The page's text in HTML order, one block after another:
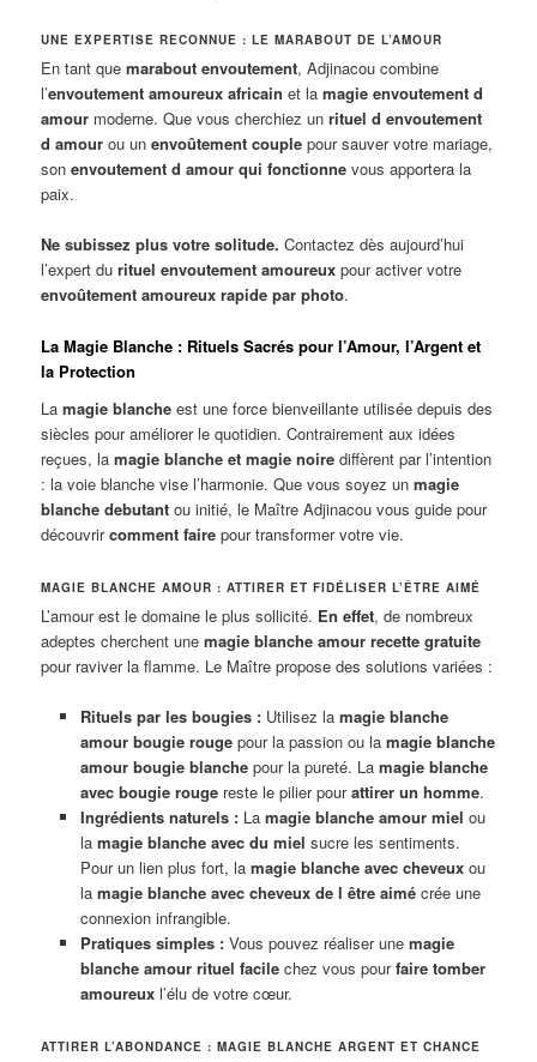
UNE EXPERTISE RECONNUE : LE MARABOUT DE L’AMOUR
En tant quemarabout envoutement, Adjinacou combine
l’envoutement amoureux africain et lamagie envoutement d
amour moderne. Que vous cherchiez unrituel d envoutement
d amour ou unenvoûtement couple pour sauver votre mariage,
sonenvoutement d amour qui fonctionne vous apportera la
paix.
Ne subissez plus votre solitude. Contactez dès aujourd’hui
l’expert durituel envoutement amoureux pour activer votre
envoûtement amoureux rapide par photo.
La Magie Blanche : Rituels Sacrés pour l’Amour, l’Argent et
la Protection
Lamagie blanche est une force bienveillante utilisée depuis des
siècles pour améliorer le quotidien. Contrairement aux idées
reçues, lamagie blanche et magie noire diffèrent par l’intention
: la voie blanche vise l’harmonie. Que vous soyez unmagie
blanche debutant ou initié, le Maître Adjinacou vous guide pour
découvrircomment faire pour transformer votre vie.
MAGIE BLANCHE AMOUR : ATTIRER ET FIDÉLISER L’ÊTRE AIMÉ
L’amour est le domaine le plus sollicité. En effet, de nombreux
adeptes cherchent unemagie blanche amour recette gratuite
pour raviver la flamme. Le Maître propose des solutions variées :
Rituels par les bougies :Utilisez la magie blanche
amour bougie rougepour la passion ou la magie blanche
amour bougie blanchepour la pureté. La magie blanche
avec bougie rougereste le pilier pourattirer un homme.
Ingrédients naturels :La magie blanche amour miel ou
la magie blanche avec du miel sucre les sentiments.
Pour un lien plus fort, la magie blanche avec cheveuxou
la magie blanche avec cheveux de l être aimécrée une
connexion infrangible.
Pratiques simples :Vous pouvez réaliser une magie
blanche amour rituel facilechez vous pourfaire tomber
amoureuxl’élu de votre cœur.
ATTIRER L’ABONDANCE : MAGIE BLANCHE ARGENT ET CHANCE